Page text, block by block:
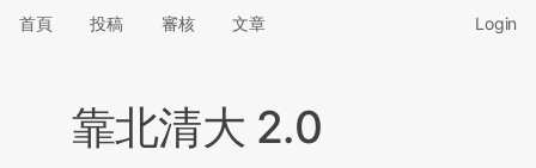
首頁 投稿 審核 文章 Login
靠北清大 2.0